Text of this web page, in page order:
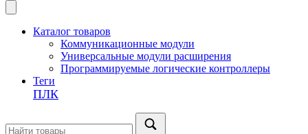
Каталог товаров
Коммуникационные модули
Универсальные модули расширения
Программируемые логические контроллеры
Теги
ПЛК